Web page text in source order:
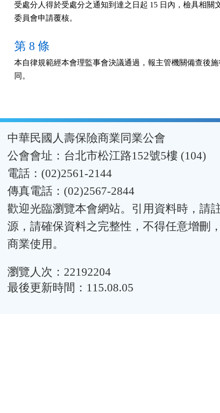
受處分人得於受處分之通知到達之日起 15 日內，檢具相關
委員會申請覆核。
第 8 條
本自律規範經本會理監事會決議通過，報主管機關備查後
同。
:::中華民國人壽保險商業同業公會
公會會址：台北市松江路152號5樓 (104)
電話：(02)2561-2144
傳真電話：(02)2567-2844
歡迎光臨瀏覽本會網站。引用資料時，請
源，請確保資料之完整性，不得任意增刪
商業使用。
瀏覽人次：22192204
最後更新時間：115.08.05